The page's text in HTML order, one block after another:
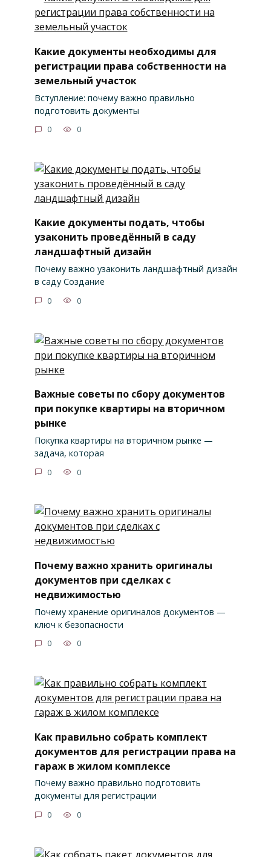
Какие документы необходимы для
регистрации права собственности на
земельный участок
Вступление: почему важно правильно
подготовить документы
0 0
Какие документы подать, чтобы
узаконить проведённый в саду
ландшафтный дизайн
Почему важно узаконить ландшафтный дизайн
в саду Создание
0 0
Важные советы по сбору документов
при покупке квартиры на вторичном
рынке
Покупка квартиры на вторичном рынке —
задача, которая
0 0
Почему важно хранить оригиналы
документов при сделках с
недвижимостью
Почему хранение оригиналов документов —
ключ к безопасности
0 0
Как правильно собрать комплект
документов для регистрации права на
гараж в жилом комплексе
Почему важно правильно подготовить
документы для регистрации
0 0